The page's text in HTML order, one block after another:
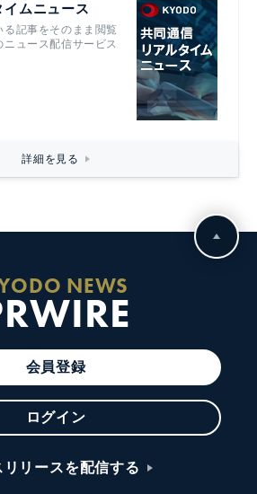
ムニュース
る記事をそのまま閲覧
ュース配信サービス
詳細を見る
NEWS
会員登録
ログイン
リリースを配信する